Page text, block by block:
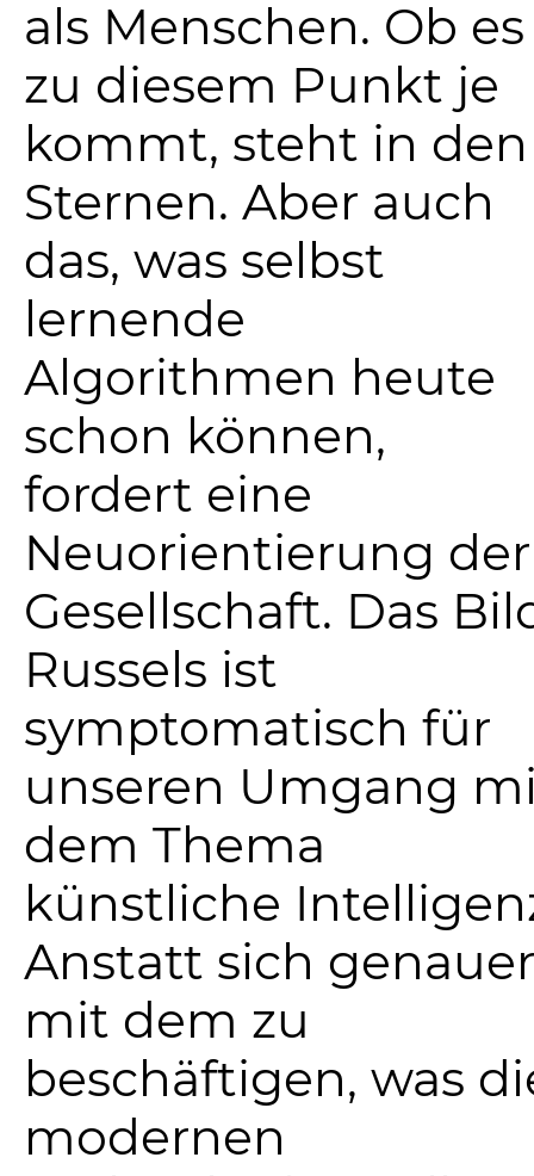
als Menschen. Ob es
zu diesem Punkt je
kommt, steht in den
Sternen. Aber auch
das, was selbst
lernende
Algorithmen heute
schon können,
fordert eine
Neuorientierung der
Gesellschaft. Das
Russels ist
symptomatisch für
unseren Umgang
dem Thema
künstliche
Anstatt sich genauer
mit dem zu
beschäftigen, was
modernen